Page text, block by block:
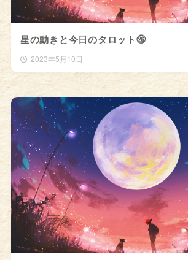
星の動きと今日のタロット㉖
2023年5月10日